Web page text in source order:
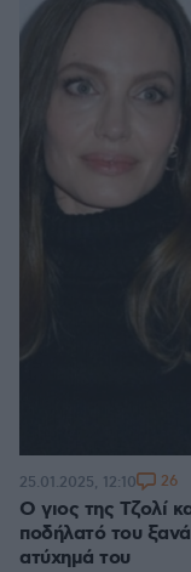
Ο γιος της Τζολί
ποδήλατό του
ατύχημά του
25.01.2025, 12:10 26